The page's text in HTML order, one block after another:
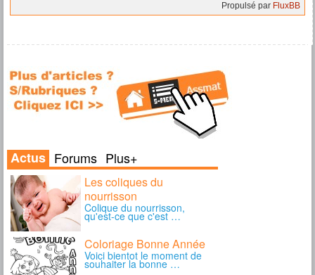
Propulsé par FluxBB